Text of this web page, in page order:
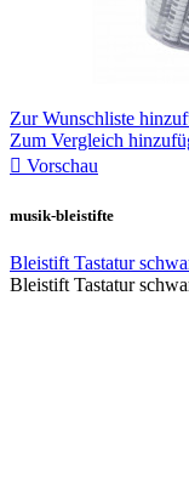
Zur Wunschliste
Zum Vergleich
 Vorschau
musik-bleistifte
Bleistift Tastatur
Bleistift Tastatur